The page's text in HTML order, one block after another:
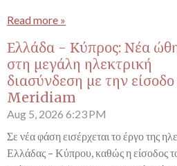
Read more »
Ελλάδα - Κύπρος: Νέα
στη μεγάλη ηλεκτρική
διασύνδεση με την είσοδο
Meridiam
Aug 5, 2026 6:23 PM
Σε νέα φάση εισέρχεται το έργο της
Ελλάδας – Κύπρου, καθώς η είσοδος